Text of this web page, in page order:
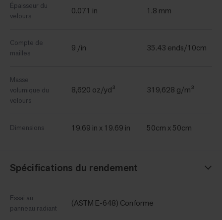
Épaisseur du
velours
0.071 in 1.8 mm
Compte de
mailles
9 /in 35.43 ends/10cm
Masse
volumique du
velours
8,620 oz/yd³ 319,628 g/m³
Dimensions 19.69 in x 19.69 in 50cm x 50cm
Spécifications du rendement
Essai au
panneau radiant
(ASTM E-648) Conforme